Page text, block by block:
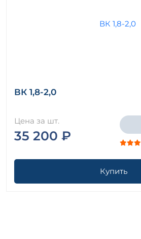
ВК 1,8-2,0
Цена за шт.
35 200 ₽
Купить